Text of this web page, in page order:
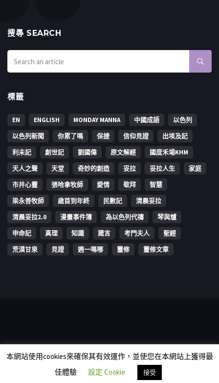
搜㝷 SEARCH
標籤
EN ENGLISH MONDAY MANNA 中國成語
以色列
以色列新聞
你累了嗎 保捷 信仰見證
出埃及記
利未記
創世記 劉國偉 原文解經
國度禾場KHM
天人之聲
天堂 奇妙的創造 妥拉 妥拉人生
家庭
市井心靈
張哈拿牧師 愛情 敬拜
智慧
梁永善牧師
歳首到年終 民數記
清晨妥拉
清晨妥拉2.0
漫畫事件簿 為以色列代禱
琴與爐
申命記
真理 知識 箴言 考門夫人
聖經
荒漠甘泉
見證 週一嗎哪 靈修 靈修文章
rights reserved.
本網站使用cookies來確保其有效運作，並使您在本網站上獲得最
佳體驗
設定 Cookie 接受